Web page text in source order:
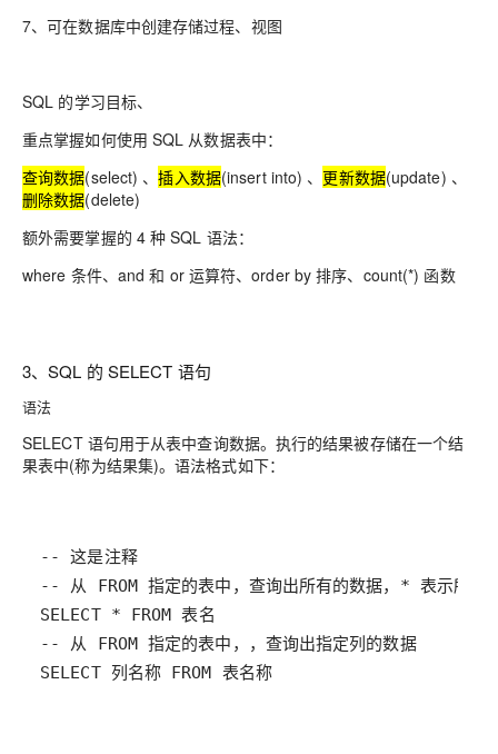
7、可在数据库中创建存储过程、视图
SQL 的学习目标、
重点掌握如何使用 SQL 从数据表中：
查询数据(select) 、插入数据(insert into) 、 更新数据(update) 、
删除数据(delete)
额外需要掌握的 4 种 SQL 语法：
where 条件、and 和 or 运算符、order by 排序、count(*) 函数
3、SQL 的 SELECT 语句
语法
SELECT 语句用于从表中查询数据。执行的结果被存储在一个结
果表中(称为结果集)。语法格式如下：
-- 这是注释
-- 从 FROM 指定的表中，，查询出指定列的数据
SELECT 列名称 FROM 表名称